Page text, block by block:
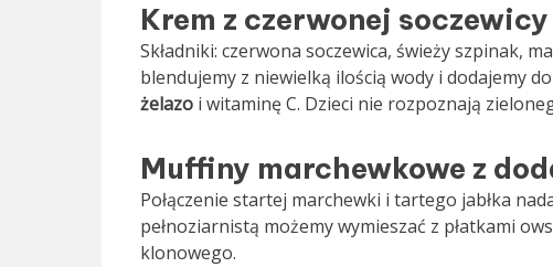
Krem z czerwonej
Składniki: czerwona soczewica, świeży szpinak,
blendujemy z niewielką ilością wody i dodajemy
żelazoi witaminę C. Dzieci nie rozpoznają
Muffiny marchewkowe z
Połączenie startej marchewki i tartego jabłka
pełnoziarnistą możemy wymieszać z płatkami
klonowego.